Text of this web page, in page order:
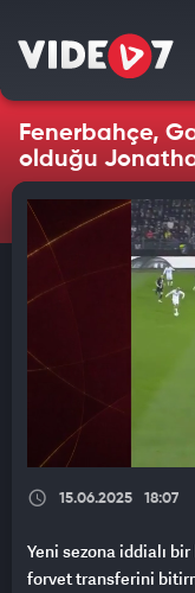
Fenerbahçe,
olduğu
15.06.2025 18:07
Yeni sezona iddialı
forvet transferini